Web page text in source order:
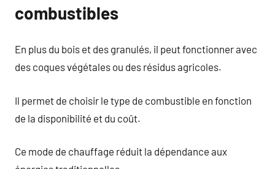
combustibles
En plus du bois et des granulés, il peut fonctionner avec
des coques végétales ou des résidus agricoles.
Il permet de choisir le type de combustible en fonction
de la disponibilité et du coût.
Ce mode de chauffage réduit la dépendance aux